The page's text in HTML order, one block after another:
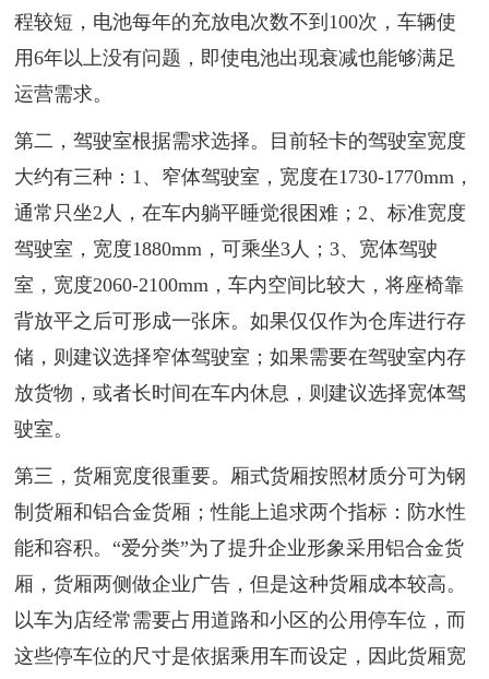
程较短，电池每年的充放电次数不到100次，车辆使
用6年以上没有问题，即使电池出现衰减也能够满足
运营需求。
第二，驾驶室根据需求选择。目前轻卡的驾驶室宽度
大约有三种：1、窄体驾驶室，宽度在1730-1770mm，
通常只坐2人，在车内躺平睡觉很困难；2、标准宽度
驾驶室，宽度1880mm，可乘坐3人；3、宽体驾驶
室，宽度2060-2100mm，车内空间比较大，将座椅靠
背放平之后可形成一张床。如果仅仅作为仓库进行存
储，则建议选择窄体驾驶室；如果需要在驾驶室内存
放货物，或者长时间在车内休息，则建议选择宽体驾
驶室。
第三，货厢宽度很重要。厢式货厢按照材质分可为钢
制货厢和铝合金货厢；性能上追求两个指标：防水性
能和容积。“爱分类”为了提升企业形象采用铝合金货
厢，货厢两侧做企业广告，但是这种货厢成本较高。
以车为店经常需要占用道路和小区的公用停车位，而
这些停车位的尺寸是依据乘用车而设定，因此货厢宽